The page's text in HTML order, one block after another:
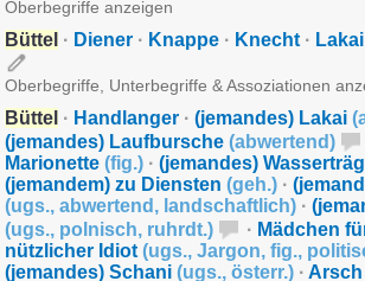
Oberbegriffe anzeigen
Büttel · Diener · Knappe · Knecht · Lakai
Oberbegriffe, Unterbegriffe & Assoziationen
Büttel · Handlanger · (jemandes) Lakai (
(jemandes) Laufbursche (abwertend)
Marionette (fig.) · (jemandes)
(jemandem) zu Diensten (geh.) ·
(ugs., abwertend , landschaftlich) ·
(ugs., polnisch, ruhrdt.) · Mädchen
nützlicher Idiot (ugs., Jargon, fig.,
(jemandes) Schani (ugs., österr.) · Arsch